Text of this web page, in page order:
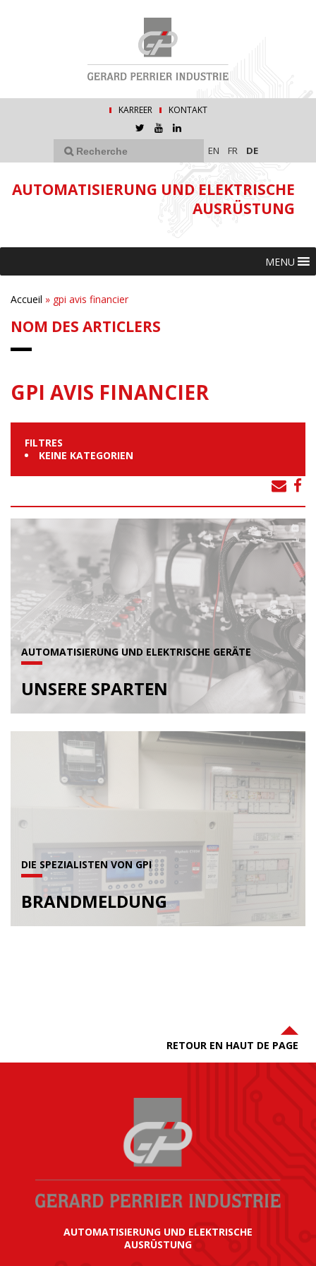
KARREER KONTAKT
EN FR DE
AUTOMATISIERUNG UND ELEKTRISCHE
AUSRÜSTUNG
MENU
Accueil » gpi avis financier
NOM DES ARTICLERS
GPI AVIS FINANCIER
FILTRES
KEINE KATEGORIEN
AUTOMATISIERUNG UND ELEKTRISCHE GERÄTE
UNSERE SPARTEN
DIE SPEZIALISTEN VON GPI
BRANDMELDUNG
RETOUR EN HAUT DE PAGE
AUTOMATISIERUNG UND ELEKTRISCHE
AUSRÜSTUNG